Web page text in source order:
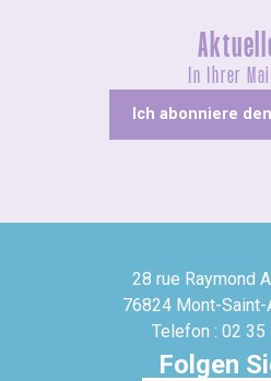
In Ihrer
Ich abonniere
28 rue Raymond
76824 Mont-Saint-
Telefon : 02 35
Folgen